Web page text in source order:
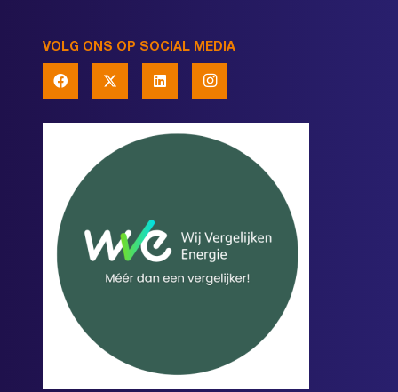
VOLG ONS OP SOCIAL MEDIA